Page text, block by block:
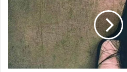
ऑप्शन
:शादी
का
झांसा
देकर
भगा
ले
गया